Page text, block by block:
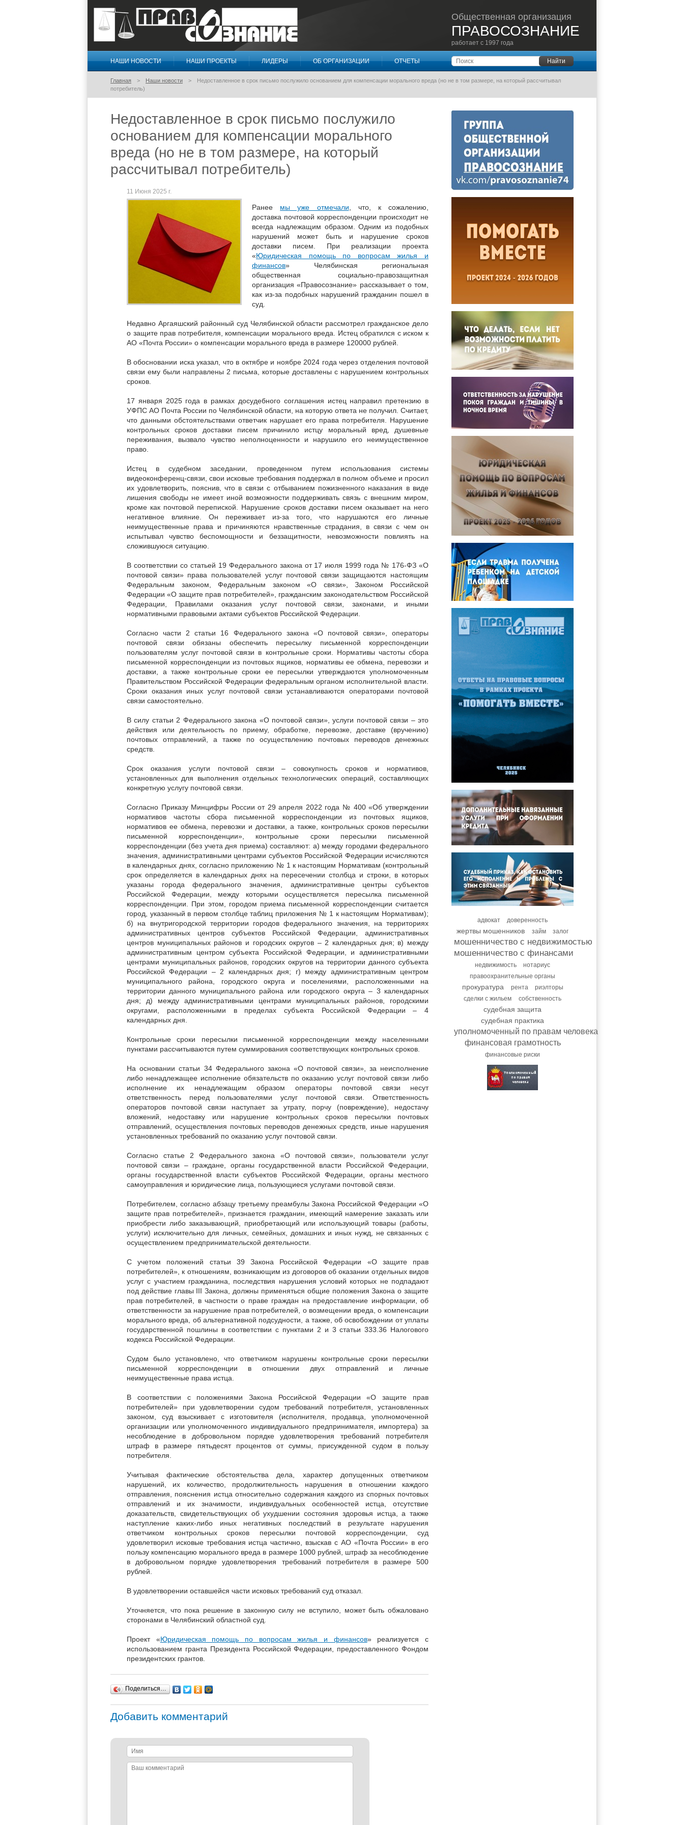
Правосознание
Общественная организация
ПРАВОСОЗНАНИЕ
работает с 1997 года
НАШИ НОВОСТИ НАШИ ПРОЕКТЫ ЛИДЕРЫ ОБ ОРГАНИЗАЦИИ ОТЧЕТЫ Поиск Найти
Главная Наши новости
Недоставленное в срок письмо послужило основанием для компенсации морального вреда (но не в том размере, на который рассчитывал
потребитель)
Недоставленное в срок письмо послужило
основанием для компенсации морального
вреда (но не в том размере, на который
рассчитывал потребитель)
11 Июня 2025 г.
Ранее мы уже отмечали , что, к сожалению,
доставка почтовой корреспонденции происходит не
всегда надлежащим образом. Одним из подобных
нарушений может быть и нарушение сроков
доставки писем. При реализации проекта
«Юридическая помощь по вопросам жилья и
финансов» Челябинская региональная
общественная социально-правозащитная
организация «Правосознание» рассказывает о том,
как из-за подобных нарушений гражданин пошел в
суд.
Недавно Аргаяшский районный суд Челябинской области рассмотрел гражданское дело
о защите прав потребителя, компенсации морального вреда. Истец обратился с иском к
АО «Почта России» о компенсации морального вреда в размере 120000 рублей.
В обосновании иска указал, что в октябре и ноябре 2024 года через отделения почтовой
связи ему были направлены 2 письма, которые доставлены с нарушением контрольных
сроков.
17 января 2025 года в рамках досудебного соглашения истец направил претензию в
УФПС АО Почта России по Челябинской области, на которую ответа не получил. Считает,
что данными обстоятельствами ответчик нарушает его права потребителя. Нарушение
контрольных сроков доставки писем причинило истцу моральный вред, душевные
переживания, вызвало чувство неполноценности и нарушило его неимущественное
право.
Истец в судебном заседании, проведенном путем использования системы
видеоконференц-связи, свои исковые требования поддержал в полном объеме и просил
их удовлетворить, пояснив, что в связи с отбыванием пожизненного наказания в виде
лишения свободы не имеет иной возможности поддерживать связь с внешним миром,
кроме как почтовой перепиской. Нарушение сроков доставки писем оказывает на него
негативное влияние. Он переживает из-за того, что нарушаются его личные
неимущественные права и причиняются нравственные страдания, в связи с чем он
испытывал чувство беспомощности и беззащитности, невозможности повлиять на
сложившуюся ситуацию.
В соответствии со статьей 19 Федерального закона от 17 июля 1999 года № 176-ФЗ «О
почтовой связи» права пользователей услуг почтовой связи защищаются настоящим
Федеральным законом, Федеральным законом «О связи», Законом Российской
Федерации «О защите прав потребителей», гражданским законодательством Российской
Федерации, Правилами оказания услуг почтовой связи, законами, и иными
нормативными правовыми актами субъектов Российской Федерации.
Согласно части 2 статьи 16 Федерального закона «О почтовой связи», операторы
почтовой связи обязаны обеспечить пересылку письменной корреспонденции
пользователям услуг почтовой связи в контрольные сроки. Нормативы частоты сбора
письменной корреспонденции из почтовых ящиков, нормативы ее обмена, перевозки и
доставки, а также контрольные сроки ее пересылки утверждаются уполномоченным
Правительством Российской Федерации федеральным органом исполнительной власти.
Сроки оказания иных услуг почтовой связи устанавливаются операторами почтовой
связи самостоятельно.
В силу статьи 2 Федерального закона «О почтовой связи», услуги почтовой связи – это
действия или деятельность по приему, обработке, перевозке, доставке (вручению)
почтовых отправлений, а также по осуществлению почтовых переводов денежных
средств.
Срок оказания услуги почтовой связи – совокупность сроков и нормативов,
установленных для выполнения отдельных технологических операций, составляющих
конкретную услугу почтовой связи.
Согласно Приказу Минцифры России от 29 апреля 2022 года № 400 «Об утверждении
нормативов частоты сбора письменной корреспонденции из почтовых ящиков,
нормативов ее обмена, перевозки и доставки, а также, контрольных сроков пересылки
письменной корреспонденции», контрольные сроки пересылки письменной
корреспонденции (без учета дня приема) составляют: а) между городами федерального
значения, административными центрами субъектов Российской Федерации исчисляются
в календарных днях, согласно приложению № 1 к настоящим Нормативам (контрольный
срок определяется в календарных днях на пересечении столбца и строки, в которых
указаны города федерального значения, административные центры субъектов
Российской Федерации, между которыми осуществляется пересылка письменной
корреспонденции. При этом, городом приема письменной корреспонденции считается
город, указанный в первом столбце таблиц приложения № 1 к настоящим Нормативам);
б) на внутригородской территории городов федерального значения, на территориях
административных центров субъектов Российской Федерации, административных
центров муниципальных районов и городских округов – 2 календарных дня; в) между
административным центром субъекта Российской Федерации, и административными
центрами муниципальных районов, городских округов на территории данного субъекта
Российской Федерации – 2 календарных дня; г) между административным центром
муниципального района, городского округа и поселениями, расположенными на
территории данного муниципального района или городского округа – 3 календарных
дня; д) между административными центрами муниципальных районов, городскими
округами, расположенными в пределах субъекта Российской Федерации – 4
календарных дня.
Контрольные сроки пересылки письменной корреспонденции между населенными
пунктами рассчитываются путем суммирования соответствующих контрольных сроков.
На основании статьи 34 Федерального закона «О почтовой связи», за неисполнение
либо ненадлежащее исполнение обязательств по оказанию услуг почтовой связи либо
исполнение их ненадлежащим образом операторы почтовой связи несут
ответственность перед пользователями услуг почтовой связи. Ответственность
операторов почтовой связи наступает за утрату, порчу (повреждение), недостачу
вложений, недоставку или нарушение контрольных сроков пересылки почтовых
отправлений, осуществления почтовых переводов денежных средств, иные нарушения
установленных требований по оказанию услуг почтовой связи.
Согласно статье 2 Федерального закона «О почтовой связи», пользователи услуг
почтовой связи – граждане, органы государственной власти Российской Федерации,
органы государственной власти субъектов Российской Федерации, органы местного
самоуправления и юридические лица, пользующиеся услугами почтовой связи.
Потребителем, согласно абзацу третьему преамбулы Закона Российской Федерации «О
защите прав потребителей», признается гражданин, имеющий намерение заказать или
приобрести либо заказывающий, приобретающий или использующий товары (работы,
услуги) исключительно для личных, семейных, домашних и иных нужд, не связанных с
осуществлением предпринимательской деятельности.
С учетом положений статьи 39 Закона Российской Федерации «О защите прав
потребителей», к отношениям, возникающим из договоров об оказании отдельных видов
услуг с участием гражданина, последствия нарушения условий которых не подпадают
под действие главы III Закона, должны применяться общие положения Закона о защите
прав потребителей, в частности о праве граждан на предоставление информации, об
ответственности за нарушение прав потребителей, о возмещении вреда, о компенсации
морального вреда, об альтернативной подсудности, а также, об освобождении от уплаты
государственной пошлины в соответствии с пунктами 2 и 3 статьи 333.36 Налогового
кодекса Российской Федерации.
Судом было установлено, что ответчиком нарушены контрольные сроки пересылки
письменной корреспонденции в отношении двух отправлений и личные
неимущественные права истца.
В соответствии с положениями Закона Российской Федерации «О защите прав
потребителей» при удовлетворении судом требований потребителя, установленных
законом, суд взыскивает с изготовителя (исполнителя, продавца, уполномоченной
организации или уполномоченного индивидуального предпринимателя, импортера) за
несоблюдение в добровольном порядке удовлетворения требований потребителя
штраф в размере пятьдесят процентов от суммы, присужденной судом в пользу
потребителя.
Учитывая фактические обстоятельства дела, характер допущенных ответчиком
нарушений, их количество, продолжительность нарушения в отношении каждого
отправления, пояснения истца относительно содержания каждого из спорных почтовых
отправлений и их значимости, индивидуальных особенностей истца, отсутствие
доказательств, свидетельствующих об ухудшении состояния здоровья истца, а также
наступление каких-либо иных негативных последствий в результате нарушения
ответчиком контрольных сроков пересылки почтовой корреспонденции, суд
удовлетворил исковые требования истца частично, взыскав с АО «Почта России» в его
пользу компенсацию морального вреда в размере 1000 рублей, штраф за несоблюдение
в добровольном порядке удовлетворения требований потребителя в размере 500
рублей.
В удовлетворении оставшейся части исковых требований суд отказал.
Уточняется, что пока решение в законную силу не вступило, может быть обжаловано
сторонами в Челябинский областной суд.
Проект «Юридическая помощь по вопросам жилья и финансов» реализуется с
использованием гранта Президента Российской Федерации, предоставленного Фондом
президентских грантов.
Поделиться…
Добавить комментарий
Имя
Ваш
адвокат доверенность
жертвы мошенников займ залог
мошенничество с недвижимостью
мошенничество с финансами
недвижимость
нотариус
правоохранительные органы
прокуратура рента
риэлторы
сделки с жильем
собственность
судебная защита
судебная практика
уполномоченный по правам человека
финансовая грамотность
финансовые риски